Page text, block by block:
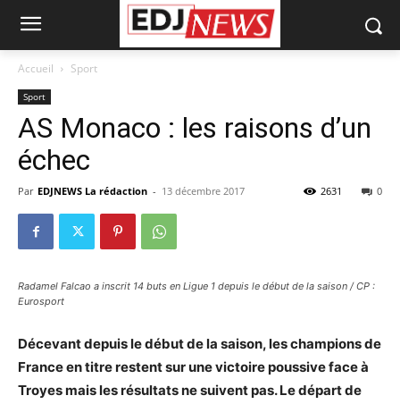
Accueil Sport
Sport
AS Monaco : les raisons d’un
échec
Par EDJNEWS La rédaction - 13 décembre 2017 0
2631
Radamel Falcao a inscrit 14 buts en Ligue 1 depuis le début de la saison / CP :
Eurosport
Décevant depuis le début de la saison, les champions de
France en titre restent sur une victoire poussive face à
Troyes mais les résultats ne suivent pas. Le départ de